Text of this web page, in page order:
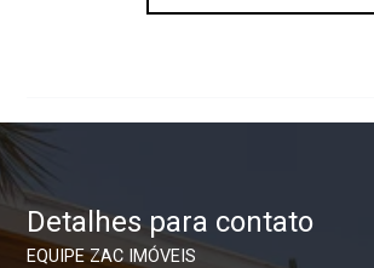
Detalhes para contato
EQUIPE ZAC IMÓVEIS